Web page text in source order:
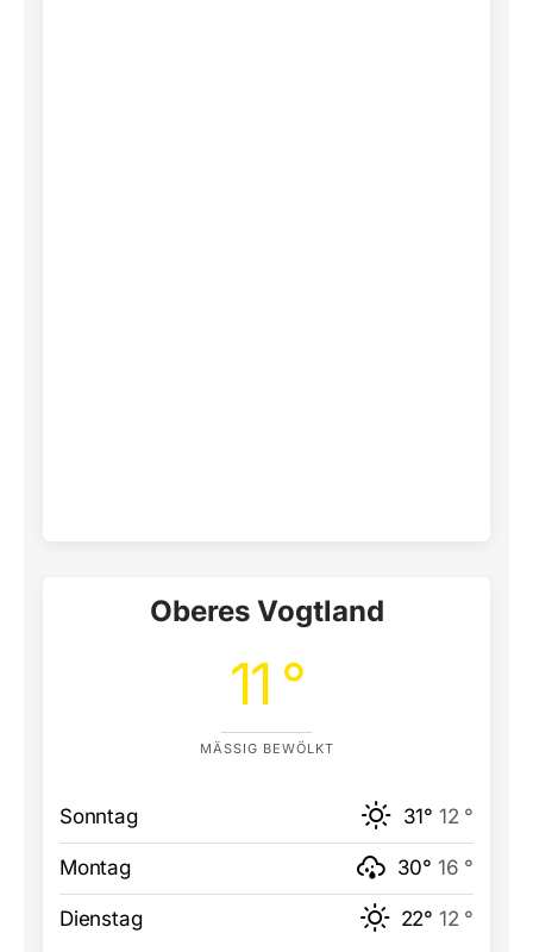
Oberes Vogtland
11 °
MÄSSIG BEWÖLKT
Sonntag 31° 12 °
Montag 30° 16 °
Dienstag 22° 12 °